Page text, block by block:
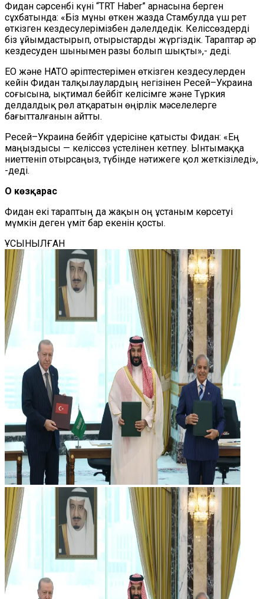
Фидан сәрсенбі күні “TRT Haber” арнасына берген
сұхбатында: «Біз мұны өткен жазда Стамбулда үш рет
өткізген кездесулерімізбен дәлелдедік. Келіссөздерді
біз ұйымдастырып, отырыстарды жүргіздік. Тараптар әр
кездесуден шынымен разы болып шықты»,- деді.
ЕО және НАТО әріптестерімен өткізген кездесулерден
кейін Фидан талқылаулардың негізінен Ресей–Украина
соғысына, ықтимал бейбіт келісімге және Түркия
делдалдық рөл атқаратын өңірлік мәселелерге
бағытталғанын айтты.
Ресей–Украина бейбіт үдерісіне қатысты Фидан: «Ең
маңыздысы — келіссөз үстелінен кетпеу. Ынтымаққа
ниеттеніп отырсаңыз, түбінде нәтижеге қол жеткізіледі»,
-деді.
Оң көзқарас
Фидан екі тараптың да жақын оң ұстаным көрсетуі
мүмкін деген үміт бар екенін қосты.
ҰСЫНЫЛҒАН